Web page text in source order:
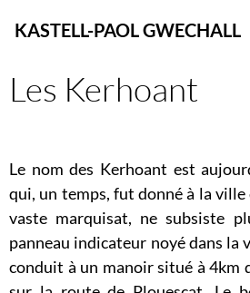
KASTELL-PAOL GWECHALL
Les Kerhoant
Le nom des Kerhoant est
qui, un temps, fut donné à la
vaste marquisat, ne subsiste
panneau indicateur noyé dans la
conduit à un manoir situé à 4km